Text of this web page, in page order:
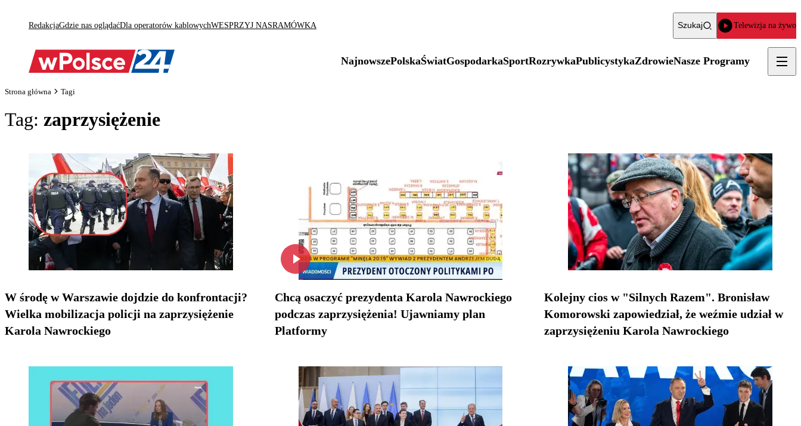
RedakcjaGdzie nas oglądaćDla operatorów kablowychWESPRZYJ NASRAMÓWKA Szukaj Telewizja na żywo
NajnowszePolskaŚwiatGospodarkaSportRozrywkaPublicystykaZdrowieNasze Programy
Strona główna Tagi
Tag: zaprzysiężenie
W środę w Warszawie dojdzie do konfrontacji?
Wielka mobilizacja policji na zaprzysiężenie
Karola Nawrockiego
Chcą osaczyć prezydenta Karola Nawrockiego
podczas zaprzysiężenia! Ujawniamy plan
Platformy
Kolejny cios w "Silnych Razem". Bronisław
Komorowski zapowiedział, że weźmie udział w
zaprzysiężeniu Karola Nawrockiego